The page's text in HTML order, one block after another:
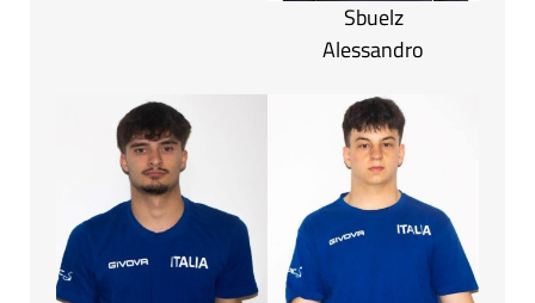
Sbuelz
Alessandro